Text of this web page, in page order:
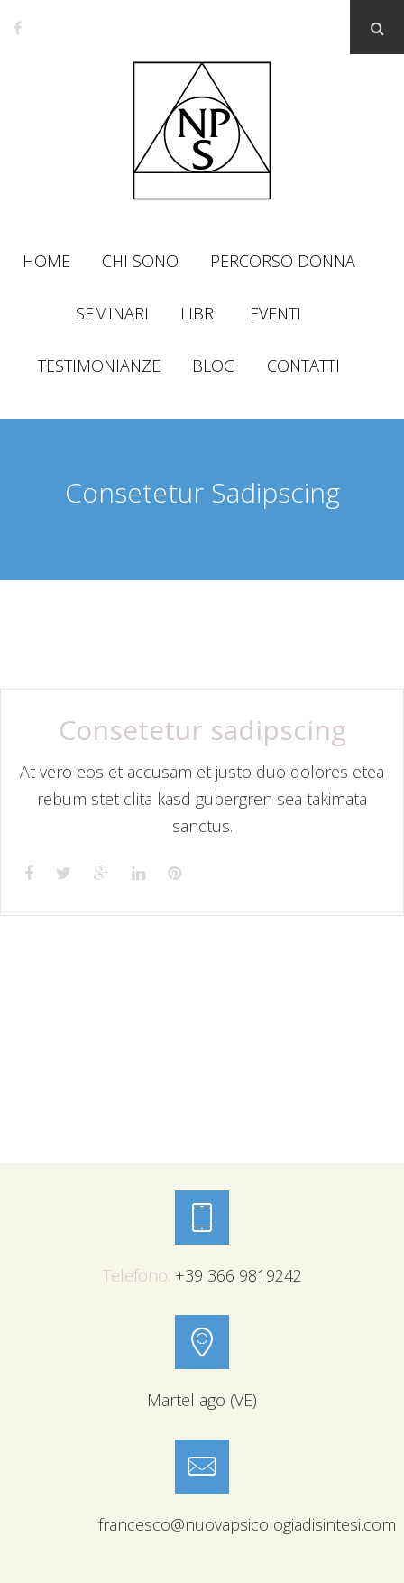
HOME CHI SONO PERCORSO DONNA
SEMINARI LIBRI EVENTI
TESTIMONIANZE BLOG CONTATTI
Consetetur Sadipscing
Consetetur sadipscing
At vero eos et accusam et justo duo dolores etea
rebum stet clita kasd gubergren sea takimata
sanctus.
Telefono: +39 366 9819242
Martellago (VE)
francesco@nuovapsicologiadisintesi.com